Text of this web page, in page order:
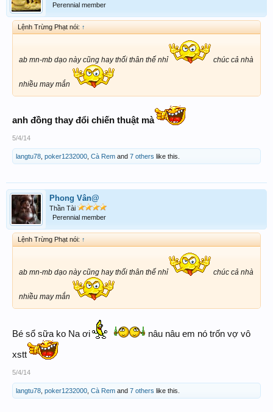
Perennial member
Lệnh Trừng Phạt nói: ↑
ab mn-mb dạo này cũng hay thối thân thế nhỉ chúc cả nhà
nhiều may mắn
anh đồng thay đổi chiến thuật mà
5/4/14
langtu78 poker1232000 Cà Rem and 7 others like this.
Phong Vân@
Thần Tài
Perennial member
Lệnh Trừng Phạt nói: ↑
ab mn-mb dạo này cũng hay thối thân thế nhỉ chúc cả nhà
nhiều may mắn
Bé sổ sữa ko Na ơi nâu nâu em nó trốn vợ vô
xstt
5/4/14
langtu78 poker1232000 Cà Rem and 7 others like this.